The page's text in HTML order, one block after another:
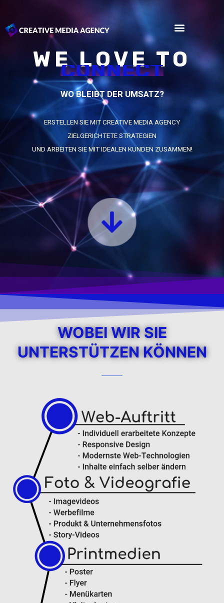
springen
Menu
WE LOVE TO
CONNECT
WO BLEIBT DER UMSATZ?
ERSTELLEN SIE MIT CREATIVE MEDIA AGENCY
ZIELGERICHTETE STRATEGIEN
UND ARBEITEN SIE MIT IDEALEN KUNDEN ZUSAMMEN!
WOBEI WIR SIE
UNTERSTÜTZEN KÖNNEN